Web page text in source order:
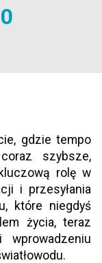
gdzie tempo
szybsze,
rolę w
i przesyłania
które niegdyś
życia, teraz